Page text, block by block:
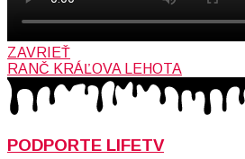
ZAVRIEŤ
RANČ KRÁĽOVA LEHOTA
PODPORTE LIFETV